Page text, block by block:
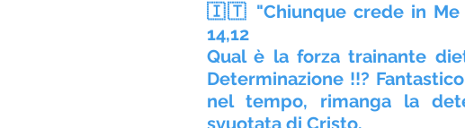
🇮🇹 "Chiunque crede in Me
14,12
Qual è la forza trainante
Determinazione !!?
nel tempo, rimanga la
svuotata di Cristo.